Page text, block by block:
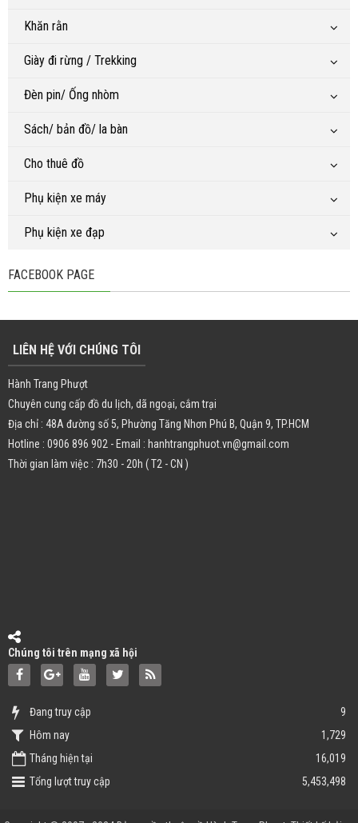
Khăn rằn
Giày đi rừng / Trekking
Đèn pin/ Ống nhòm
Sách/ bản đồ/ la bàn
Cho thuê đồ
Phụ kiện xe máy
Phụ kiện xe đạp
FACEBOOK PAGE
LIÊN HỆ VỚI CHÚNG TÔI
Hành Trang Phượt
Chuyên cung cấp đồ du lịch, dã ngoại, cắm trại
Địa chỉ : 48A đường số 5, Phường Tăng Nhơn Phú B, Quận 9, TP.HCM
Hotline : 0906 896 902 - Email : hanhtrangphuot.vn@gmail.com
Thời gian làm việc : 7h30 - 20h ( T2 - CN )
Chúng tôi trên mạng xã hội
Đang truy cập
9
Hôm nay
1,729
Tháng hiện tại
16,019
Tổng lượt truy cập
5,453,498